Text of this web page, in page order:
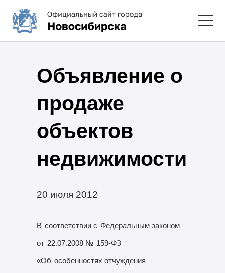
Объявление о
продаже
объектов
недвижимости
20 июля 2012
В соответствии с Федеральным законом
от 22.07.2008 № 159-ФЗ
«Об особенностях отчуждения